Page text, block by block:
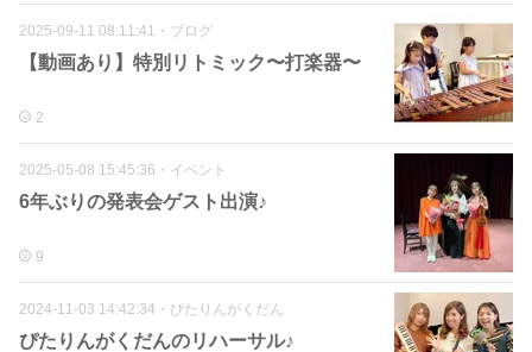
2025-09-11 08:11:41 ・ ブログ
【動画あり】特別リトミック〜打楽器〜
2
2025-05-08 15:45:36 ・ イベント
6年ぶりの発表会ゲスト出演♪
9
2024-11-03 14:42:34 ・ ぴたりんがくだん
ぴたりんがくだんのリハーサル♪